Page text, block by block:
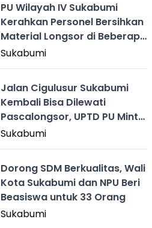
PU Wilayah IV Sukabumi
Kerahkan Personel Bersihkan
Material Longsor di Beberapa
Lokasi di Palabuhanratu
Sukabumi
Jalan Cigulusur Sukabumi
Kembali Bisa Dilewati
Pascalongsor, UPTD PU Minta
Warga Tetap Waspada
Sukabumi
Dorong SDM Berkualitas, Wali
Kota Sukabumi dan NPU Beri
Beasiswa untuk 33 Orang
Sukabumi